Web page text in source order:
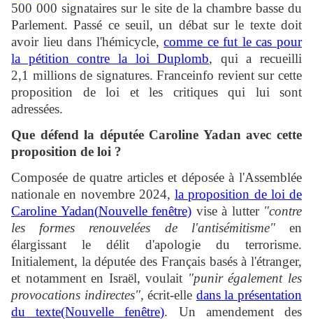
500 000 signataires sur le site de la chambre basse du
Parlement. Passé ce seuil, un débat sur le texte doit
avoir lieu dans l'hémicycle,comme ce fut le cas pour
la pétition contre la loi Duplomb, qui a recueilli
2,1 millions de signatures. Franceinfo revient sur cette
proposition de loi et les critiques qui lui sont
adressées.
Que défend la députée Caroline Yadan avec cette
proposition de loi ?
Composée de quatre articles et déposée à l'Assemblée
nationale en novembre 2024, la proposition de loi de
Caroline Yadan(Nouvelle fenêtre) vise à lutter "contre
les formes renouvelées de l'antisémitisme"en
élargissant le délit d'apologie du terrorisme.
Initialement, la députée des Français basés à l'étranger,
et notamment en Israël, voulait "punir également les
provocations indirectes", écrit-elle dans la présentation
du texte(Nouvelle fenêtre). Un amendement des